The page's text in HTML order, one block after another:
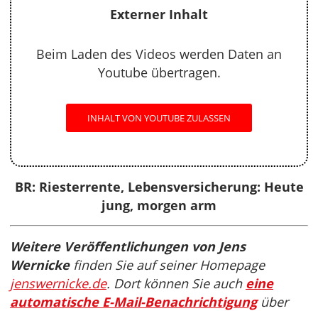
Externer Inhalt
Beim Laden des Videos werden Daten an
Youtube übertragen.
INHALT VON YOUTUBE ZULASSEN
BR: Riesterrente, Lebensversicherung: Heute
jung, morgen arm
Weitere Veröffentlichungen von Jens
Wernickefinden Sie auf seiner Homepage
jenswernicke.de. Dort können Sie auch eine
automatische E-Mail-Benachrichtigungüber